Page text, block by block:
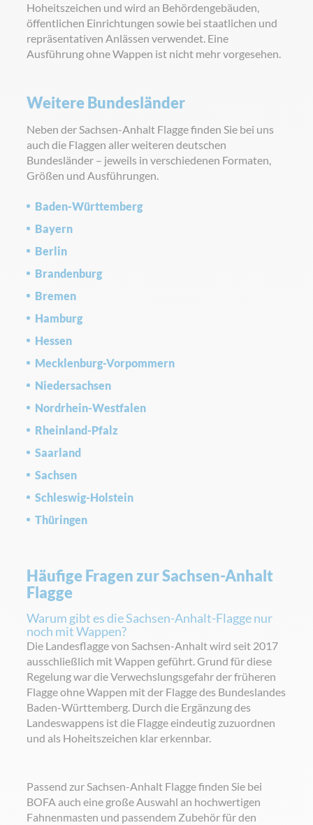
Hoheitszeichen und wird an Behördengebäuden,
öffentlichen Einrichtungen sowie bei staatlichen und
repräsentativen Anlässen verwendet. Eine
Ausführung ohne Wappen ist nicht mehr vorgesehen.
Weitere Bundesländer
Neben der Sachsen-Anhalt Flagge finden Sie bei uns
auch die Flaggen aller weiteren deutschen
Bundesländer – jeweils in verschiedenen Formaten,
Größen und Ausführungen.
Baden-Württemberg
Bayern
Berlin
Brandenburg
Bremen
Hamburg
Hessen
Mecklenburg-Vorpommern
Niedersachsen
Nordrhein-Westfalen
Rheinland-Pfalz
Saarland
Sachsen
Schleswig-Holstein
Thüringen
Häufige Fragen zur Sachsen-Anhalt
Flagge
Warum gibt es die Sachsen-Anhalt-Flagge nur
noch mit Wappen?
Die Landesflagge von Sachsen-Anhalt wird seit 2017
ausschließlich mit Wappen geführt. Grund für diese
Regelung war die Verwechslungsgefahr der früheren
Flagge ohne Wappen mit der Flagge des Bundeslandes
Baden-Württemberg. Durch die Ergänzung des
Landeswappens ist die Flagge eindeutig zuzuordnen
und als Hoheitszeichen klar erkennbar.
Passend zur Sachsen-Anhalt Flagge finden Sie bei
BOFA auch eine große Auswahl an hochwertigen
Fahnenmasten und passendem Zubehör für den